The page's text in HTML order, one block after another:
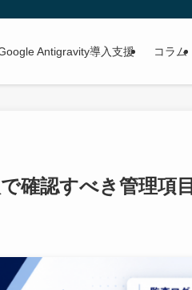
Antigravity導入支援 コラム
確認すべき管理項目